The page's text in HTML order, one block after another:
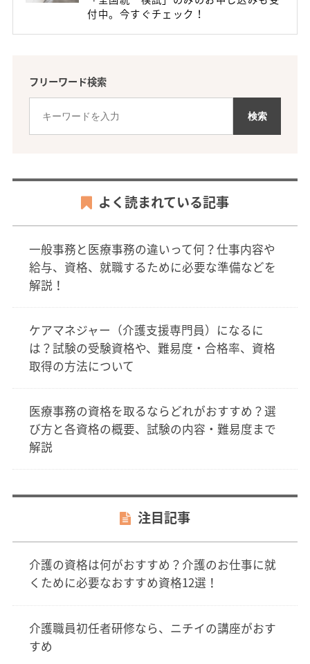
付中。今すぐチェック！
フリーワード検索
よく読まれている記事
一般事務と医療事務の違いって何？仕事内容や
給与、資格、就職するために必要な準備などを
解説！
ケアマネジャー（介護支援専門員）になるに
は？試験の受験資格や、難易度・合格率、資格
取得の方法について
医療事務の資格を取るならどれがおすすめ？選
び方と各資格の概要、試験の内容・難易度まで
解説
注目記事
介護の資格は何がおすすめ？介護のお仕事に就
くために必要なおすすめ資格12選！
介護職員初任者研修なら、ニチイの講座がおす
すめ